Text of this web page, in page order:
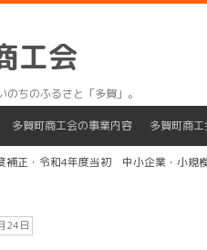
工会
ちのふるさと「多賀」。
多賀町商工会の事業内容 多賀町商
補正・令和4年度当初 中小企業・小規
24日